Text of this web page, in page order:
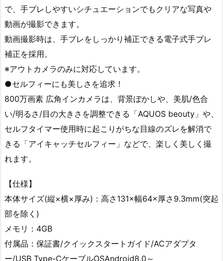
で、手ブレしやすいシチュエーションでもクリアな写真や
動画が撮影できます。
動画撮影時は、手ブレをしっかり補正できる電子式手ブレ
補正を採用。
※アウトカメラのみに対応しています。
●セルフィーにも美しさを追求！
800万画素 広角インカメラは、背景ぼかしや、美肌/色合
い/明るさ/目の大きさを調整できる「AQUOS beouty」や、
セルフタイマー使用時に起こりがちな目線のズレを解消で
きる「アイキャッチセルフィー」などで、楽しく美しく撮
れます。
【仕様】
本体サイズ(縦×横×厚み)：高さ131×幅64×厚さ9.3mm(突起
部を除く)
メモリ：4GB
付属品：保証書/クイックスタートガイド/ACアダプタ
ー/USB Type-CケーブルOSAndroid8.0～